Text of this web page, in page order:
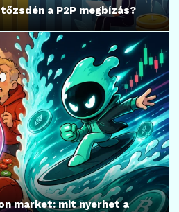
a P2P megbízás?
market: mit nyerhet a